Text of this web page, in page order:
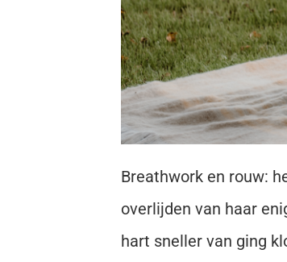
Breathwork en rouw:
overlijden van haar
hart sneller van ging